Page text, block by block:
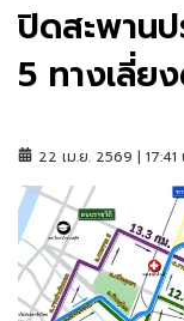
ปิดสะพานป
5 ทางเลี่ย
22 เม.ย. 2569 | 17:41